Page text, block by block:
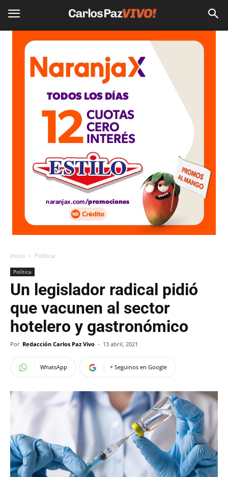
Inicio Política
Política
Un legislador radical pidió
que vacunen al sector
hotelero y gastronómico
Por Redacción Carlos Paz Vivo - 13 abril, 2021
WhatsApp + Seguinos en Google